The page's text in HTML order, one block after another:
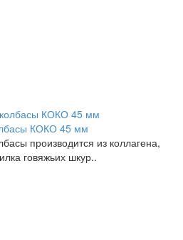
КОКО 45 мм
производится из коллагена,
говяжьих шкур..